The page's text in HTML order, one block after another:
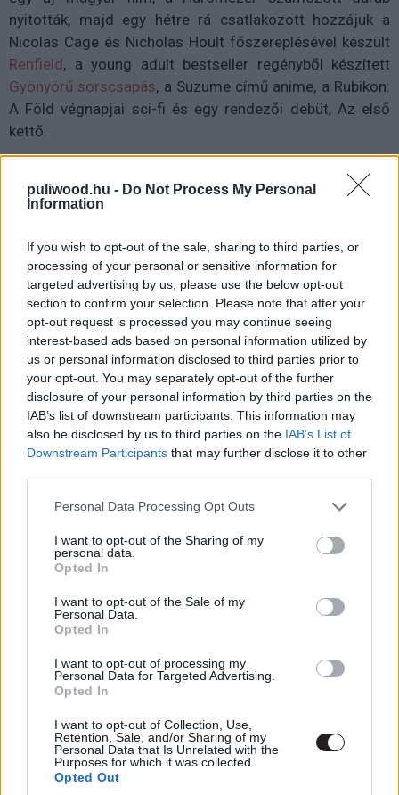
puliwood.hu - Do Not Process My Personal
Information
If you wish to opt-out of the sale, sharing to third parties, or
processing of your personal or sensitive information for
targeted advertising by us, please use the below opt-out
section to confirm your selection. Please note that after your
opt-out request is processed you may continue seeing
interest-based ads based on personal information utilized by
us or personal information disclosed to third parties prior to
your opt-out. You may separately opt-out of the further
disclosure of your personal information by third parties on the
IAB’s list of downstream participants. This information may
also be disclosed by us to third parties on the IAB’s List of
Downstream Participants that may further disclose it to other
Please note that this website/app uses one or more Google
not limited to your visit or usage behaviour. You may click to
grant or deny consent to Google and its third-party tags to
use your data for below specified purposes in below Google
consent section.
Personal Data Processing Opt Outs
I want to opt-out of the Sharing of my
personal data.
Opted In
I want to opt-out of the Sale of my
Personal Data.
Opted In
I want to opt-out of processing my
Personal Data for Targeted Advertising.
Opted In
I want to opt-out of Collection, Use,
Retention, Sale, and/or Sharing of my
Personal Data that Is Unrelated with the
Purposes for which it was collected.
Opted Out
nyitották, majd egy hétre rá csatlakozott hozzájuk a
Nicolas Cage és Nicholas Hoult főszereplésével készült
Renfield, a young adult bestseller regényből készített
Gyönyörű sorscsapás, a Suzume című anime, a Rubikon:
A Föld végnapjai sci-fi és egy rendezői debüt, Az első
kettő.
között Ari Aster újdonsága, azAmitől félünk , a magyar
vízilabda-válogatott aranykorszakát bemutató
egy megrázó dokumentumfilmmel (Egy újságíró
meggyilkolása) zárjunk. Természetesen ennél több film
jelent meg, így a lista ezúttal sem teljes, de a kérdés adja
magát: szerintetek melyik volt az áprilisi mozis kínálat
legjobbja?
Kommentben örömmel várjuk, hogy kifejtsétek, melyik
filmre miért voksoltatok!
Címkék: #szavazás #super mario bros.: a film
#air - harc
a legendáért
#a pápa ördögűzője #renfield
#gyönyörű
sorscsapás
#amitől félünk #a nemzet aranyai
#a
#egy újságíró meggyilkolása
A pápa ördögűzője - Kritika
Molnár Dávid|2023 május 6. 18:00